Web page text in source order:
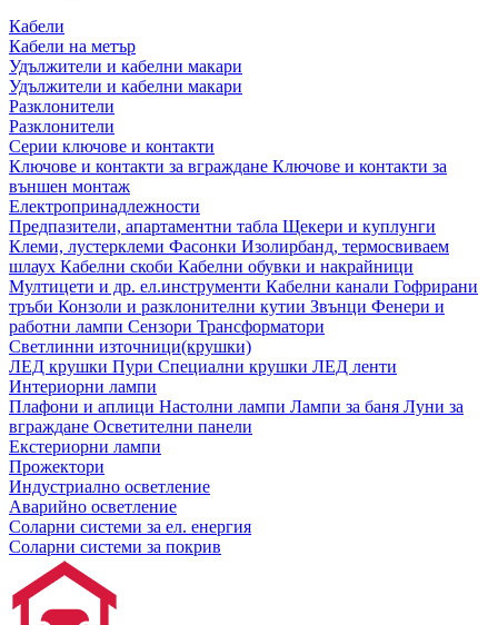
Кабели
Кабели на метър
Удължители и кабелни макари
Удължители и кабелни макари
Разклонители
Разклонители
Серии ключове и контакти
Ключове и контакти за вграждане Ключове и контакти за
външен монтаж
Електропринадлежности
Предпазители, апартаментни табла Щекери и куплунги
Клеми, лустерклеми Фасонки Изолирбанд, термосвиваем
шлаух Кабелни скоби Кабелни обувки и накрайници
Мултицети и др. ел.инструменти Кабелни канали Гофрирани
тръби Конзоли и разклонителни кутии Звънци Фенери и
работни лампи Сензори Трансформатори
Светлинни източници(крушки)
ЛЕД крушки Пури Специални крушки ЛЕД ленти
Интериорни лампи
Плафони и аплици Настолни лампи Лампи за баня Луни за
вграждане Осветителни панели
Екстериорни лампи
Прожектори
Индустриално осветление
Аварийно осветление
Соларни системи за ел. енергия
Соларни системи за покрив